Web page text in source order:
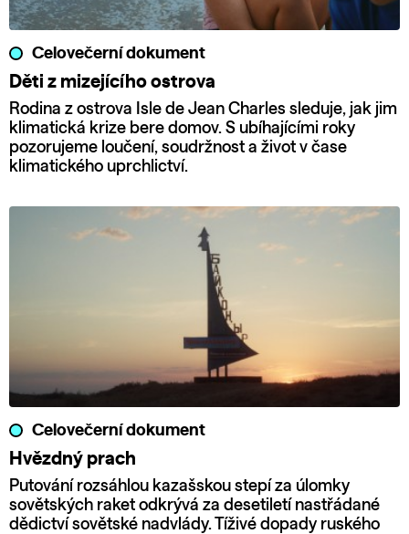
Celovečerní dokument
Děti z mizejícího ostrova
Rodina z ostrova Isle de Jean Charles sleduje, jak jim
klimatická krize bere domov. S ubíhajícími roky
pozorujeme loučení, soudržnost a život v čase
klimatického uprchlictví.
Celovečerní dokument
Hvězdný prach
Putování rozsáhlou kazašskou stepí za úlomky
sovětských raket odkrývá za desetiletí nastřádané
dědictví sovětské nadvlády. Tíživé dopady ruského